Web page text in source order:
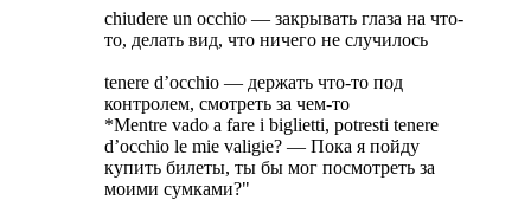
chiudere un occhio — закрывать глаза на что-
то, делать вид, что ничего не случилось
tenere d’occhio — держать что-то под
контролем, смотреть за чем-то
*Mentre vado a fare i biglietti, potresti tenere
d’occhio le mie valigie? — Пока я пойду
купить билеты, ты бы мог посмотреть за
моими сумками?"